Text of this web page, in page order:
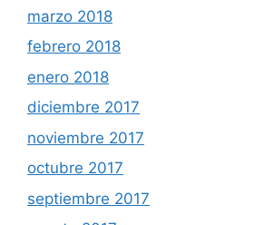
marzo 2018
febrero 2018
enero 2018
diciembre 2017
noviembre 2017
octubre 2017
septiembre 2017